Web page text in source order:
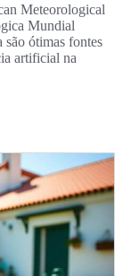
Meteorological
Mundial
são ótimas fontes
artificial na